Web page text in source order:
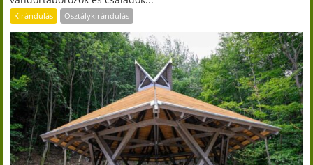
Kirándulás Osztálykirándulás